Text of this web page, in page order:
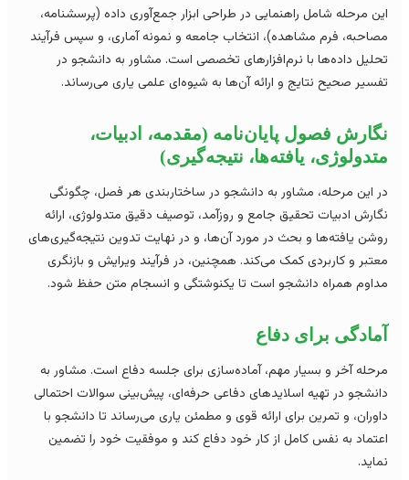
مرحله شامل راهنمایی در طراحی ابزار جمع‌آوری داده (پرسشنامه،
فرم مشاهده)، انتخاب جامعه و نمونه آماری، و سپس فرآیند
داده‌ها با نرم‌افزارهای تخصصی است. مشاور به دانشجو در
صحیح نتایج و ارائه آن‌ها به شیوه‌ای علمی یاری می‌رساند.
فصول پایان‌نامه (مقدمه، ادبیات،
یافته‌ها، نتیجه‌گیری)
این مرحله، مشاور به دانشجو در ساختاربندی هر فصل، چگونگی
ادبیات تحقیق جامع و روزآمد، توصیف دقیق متدولوژی، ارائه
یافته‌ها و بحث در مورد آن‌ها، و در نهایت تدوین نتیجه‌گیری‌های
و کاربردی کمک می‌کند. همچنین، در فرآیند ویرایش و بازنگری
همراه دانشجو است تا یکنوشتگی و انسجام متن حفظ شود.
برای دفاع
آخر و بسیار مهم، آماده‌سازی برای جلسه دفاع است. مشاور به
در تهیه اسلایدهای دفاعی حرفه‌ای، پیش‌بینی سوالات احتمالی
و تمرین برای ارائه قوی و مطمئن یاری می‌رساند تا دانشجو با
به نفس کامل از کار خود دفاع کند و موفقیت خود را تضمین